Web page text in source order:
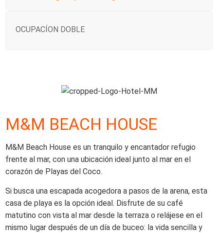
OCUPACÍON DOBLE
M&M BEACH HOUSE
M&M Beach House es un tranquilo y encantador refugio
frente al mar, con una ubicación ideal junto al mar en el
corazón de Playas del Coco.
Si busca una escapada acogedora a pasos de la arena, esta
casa de playa es la opción ideal. Disfrute de su café
matutino con vista al mar desde la terraza o relájese en el
mismo lugar después de un día de buceo: la vida sencilla y